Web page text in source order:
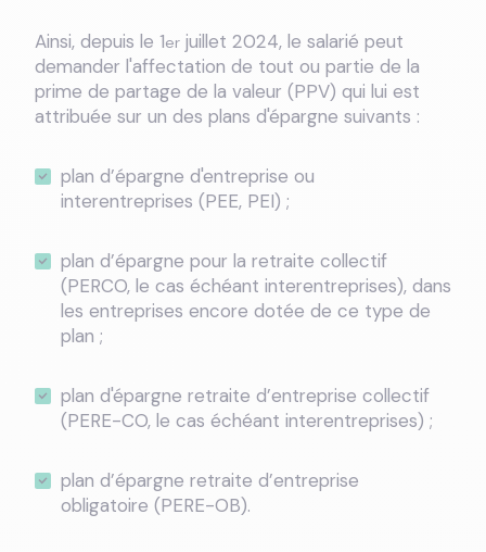
Ainsi, depuis le 1er juillet 2024, le salarié peut
demander l'affectation de tout ou partie de la
prime de partage de la valeur (PPV) qui lui est
attribuée sur un des plans d'épargne suivants :
plan d’épargne d'entreprise ou
interentreprises (PEE, PEI) ;
plan d’épargne pour la retraite collectif
(PERCO, le cas échéant interentreprises), dans
les entreprises encore dotée de ce type de
plan ;
plan d'épargne retraite d’entreprise collectif
(PERE-CO, le cas échéant interentreprises) ;
plan d’épargne retraite d’entreprise
obligatoire (PERE-OB).